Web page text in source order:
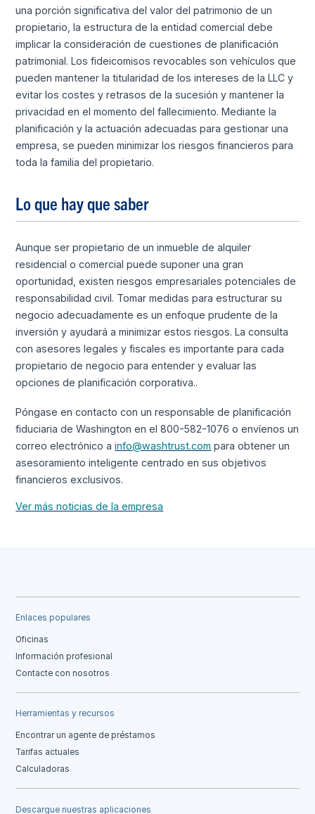
una porción significativa del valor del patrimonio de un
propietario, la estructura de la entidad comercial debe
implicar la consideración de cuestiones de planificación
patrimonial. Los fideicomisos revocables son vehículos que
pueden mantener la titularidad de los intereses de la LLC y
evitar los costes y retrasos de la sucesión y mantener la
privacidad en el momento del fallecimiento. Mediante la
planificación y la actuación adecuadas para gestionar una
empresa, se pueden minimizar los riesgos financieros para
toda la familia del propietario.
Lo que hay que saber
Aunque ser propietario de un inmueble de alquiler
residencial o comercial puede suponer una gran
oportunidad, existen riesgos empresariales potenciales de
responsabilidad civil. Tomar medidas para estructurar su
negocio adecuadamente es un enfoque prudente de la
inversión y ayudará a minimizar estos riesgos. La consulta
con asesores legales y fiscales es importante para cada
propietario de negocio para entender y evaluar las
opciones de planificación corporativa..
Póngase en contacto con un responsable de planificación
fiduciaria de Washington en el 800-582-1076 o envíenos un
correo electrónico ainfo@washtrust.com para obtener un
asesoramiento inteligente centrado en sus objetivos
financieros exclusivos.
Ver más noticias de la empresa
Enlaces populares
Oficinas
Información profesional
Contacte con nosotros
Herramientas y recursos
Encontrar un agente de préstamos
Tarifas actuales
Calculadoras
Descargue nuestras aplicaciones